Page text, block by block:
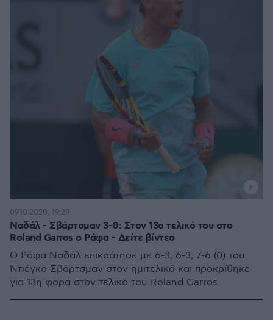
Ναδάλ - Σβάρτσμαν 3-0: Στον 13ο τελικό του στο
Roland Garros ο Ράφα - Δείτε βίντεο
O Ράφα Ναδάλ επικράτησε με 6-3, 6-3, 7-6 (0) του
Ντιέγκο Σβάρτσμαν στον ημιτελικό και προκρίθηκε
για 13η φορά στον τελικό του Roland Garros
09.10.2020, 19:29